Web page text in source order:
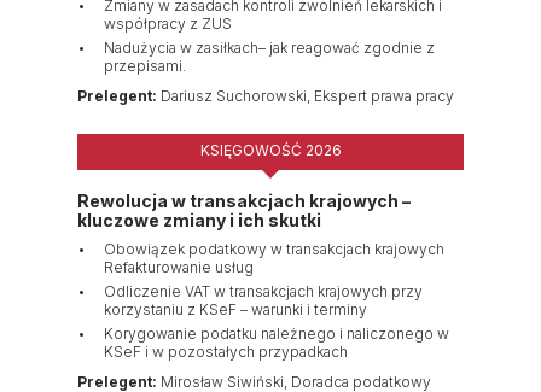
KSIĘGOWOŚĆ 2026
Prelegent: Mirosław Siwiński, Doradca podatkowy
Obowiązek podatkowy w transakcjach krajowych
Refakturowanie usług
Odliczenie VAT w transakcjach krajowych przy
korzystaniu z KSeF – warunki i terminy
Korygowanie podatku należnego i naliczonego w
KSeF i w pozostałych przypadkach
Prelegent: Dariusz Suchorowski, Ekspert prawa pracy
Zmiany w zasadach kontroli zwolnień lekarskich i
współpracy z ZUS
Nadużycia w zasiłkach– jak reagować zgodnie z
przepisami.
Rewolucja w transakcjach krajowych –
kluczowe zmiany i ich skutki